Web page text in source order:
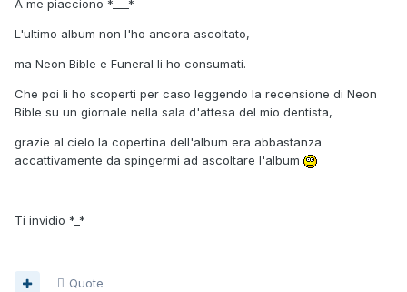
A me piacciono *___*
L'ultimo album non l'ho ancora ascoltato,
ma Neon Bible e Funeral li ho consumati.
Che poi li ho scoperti per caso leggendo la recensione di Neon
Bible su un giornale nella sala d'attesa del mio dentista,
grazie al cielo la copertina dell'album era abbastanza
accattivamente da spingermi ad ascoltare l'album
Ti invidio *_*
Quote